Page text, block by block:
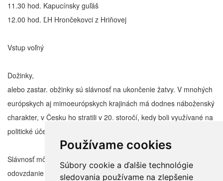
Používame cookies
Súbory cookie a ďalšie technológie
sledovania používame na zlepšenie
11.30 hod. Kapucínsky guľáš
12.00 hod. ĽH Hrončekovci z Hriňovej
Vstup voľný
Dožinky,
alebo zastar. obžinky sú slávnosť na ukončenie žatvy. V mnohých
európskych aj mimoeurópskych krajinách má dodnes náboženský
charakter, v Česku ho stratili v 20. storočí, kedy boli využívané na
politické účely.
Slávnosť môže zahŕňať odváženie posledného snopu z poľa,
odovzdanie dožinkového venca a prianie (vinšovanie)